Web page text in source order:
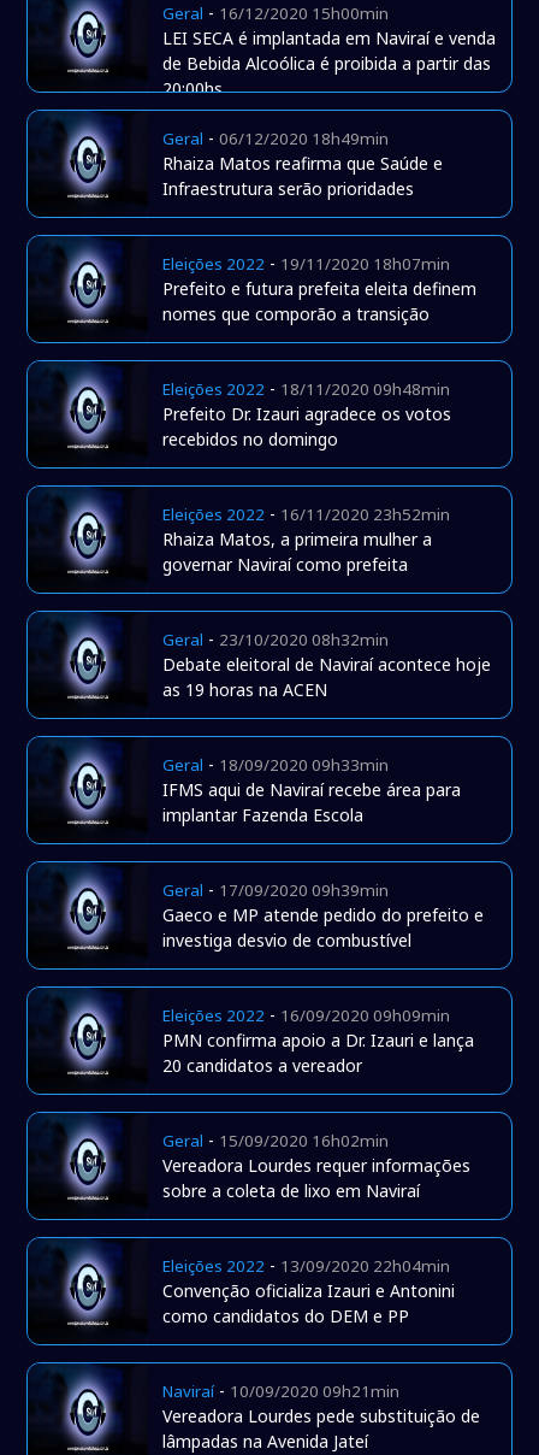
Geral - 16/12/2020 15h00min
LEI SECA é implantada em Naviraí e venda
de Bebida Alcoólica é proibida a partir das
20:00hs
Geral -06/12/2020 18h49min
Rhaiza Matos reafirma que Saúde e
Infraestrutura serão prioridades
Eleições 2022 - 19/11/2020 18h07min
Prefeito e futura prefeita eleita definem
nomes que comporão a transição
Eleições 2022 - 18/11/2020 09h48min
Prefeito Dr. Izauri agradece os votos
recebidos no domingo
Eleições 2022 - 16/11/2020 23h52min
Rhaiza Matos, a primeira mulher a
governar Naviraí como prefeita
Geral - 23/10/2020 08h32min
Debate eleitoral de Naviraí acontece hoje
as 19 horas na ACEN
Geral - 18/09/2020 09h33min
IFMS aqui de Naviraí recebe área para
implantar Fazenda Escola
Geral - 17/09/2020 09h39min
Gaeco e MP atende pedido do prefeito e
investiga desvio de combustível
Eleições 2022 - 16/09/2020 09h09min
PMN confirma apoio a Dr. Izauri e lança
20 candidatos a vereador
Geral - 15/09/2020 16h02min
Vereadora Lourdes requer informações
sobre a coleta de lixo em Naviraí
Eleições 2022 - 13/09/2020 22h04min
Convenção oficializa Izauri e Antonini
como candidatos do DEM e PP
Naviraí- 10/09/2020 09h21min
Vereadora Lourdes pede substituição de
lâmpadas na Avenida Jateí